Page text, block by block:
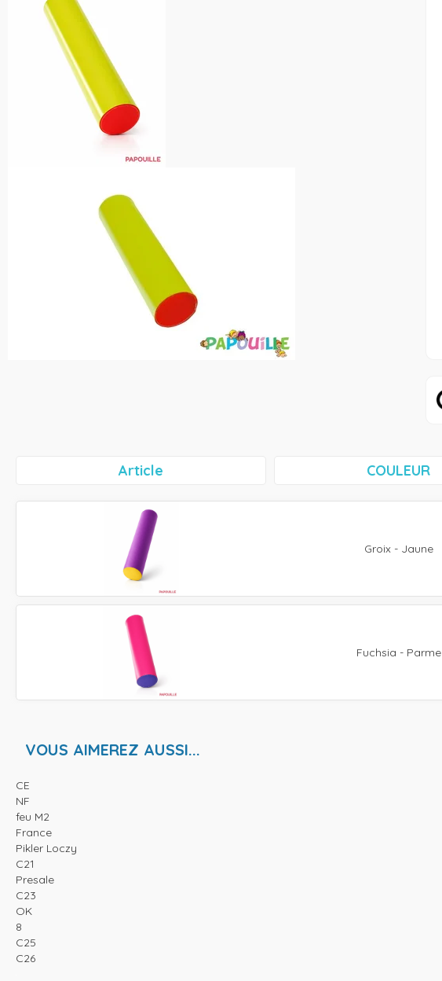
Article COULEUR
Groix - Jaune
Fuchsia - Parme
VOUS AIMEREZ AUSSI...
CE
NF
feu M2
France
Pikler Loczy
C21
Presale
C23
OK
8
C25
C26